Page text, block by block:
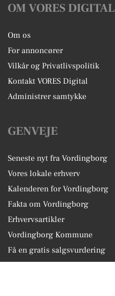
OM VORES DIGITAL
Om os
For annoncører
Vilkår og Privatlivspolitik
Kontakt VORES Digital
Administrer samtykke
GENVEJE
Seneste nyt fra Vordingborg
Vores lokale erhverv
Kalenderen for Vordingborg
Fakta om Vordingborg
Erhvervsartikler
Vordingborg Kommune
Få en gratis salgsvurdering